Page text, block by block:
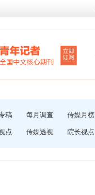
稿 每月调查 传媒月榜
点 传媒透视 院长视点